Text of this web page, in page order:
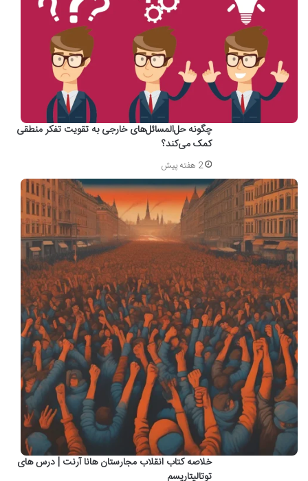
چگونه حل‌المسائل‌های خارجی به تقویت تفکر منطقی
کمک می‌کند؟
2 هفته پیش
خلاصه کتاب انقلاب مجارستان هانا آرنت | درس های
توتالیتاریسم